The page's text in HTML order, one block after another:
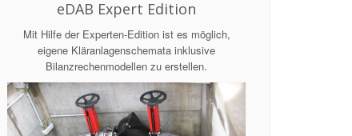
eDAB Expert Edition
Mit Hilfe der Experten-Edition ist es möglich,
eigene Kläranlagenschemata inklusive
Bilanzrechenmodellen zu erstellen.